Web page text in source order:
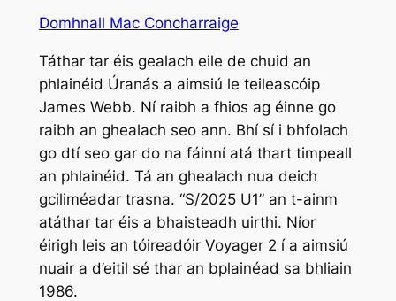
Domhnall Mac Concharraige
Táthar tar éis gealach eile de chuid an
phlainéid Úranás a aimsiú le teileascóip
James Webb. Ní raibh a fhios ag éinne go
raibh an ghealach seo ann. Bhí sí i bhfolach
go dtí seo gar do na fáinní atá thart timpeall
an phlainéid. Tá an ghealach nua deich
gciliméadar trasna. “S/2025 U1” an t-ainm
atáthar tar éis a bhaisteadh uirthi. Níor
éirigh leis an tóireadóir Voyager 2 í a aimsiú
nuair a d’eitil sé thar an bplainéad sa bhliain
1986.